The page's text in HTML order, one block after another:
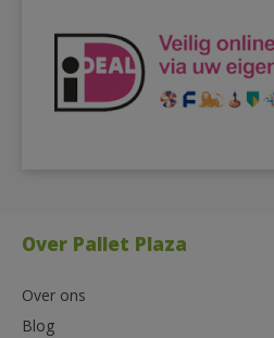
Over Pallet Plaza
Over ons
Blog